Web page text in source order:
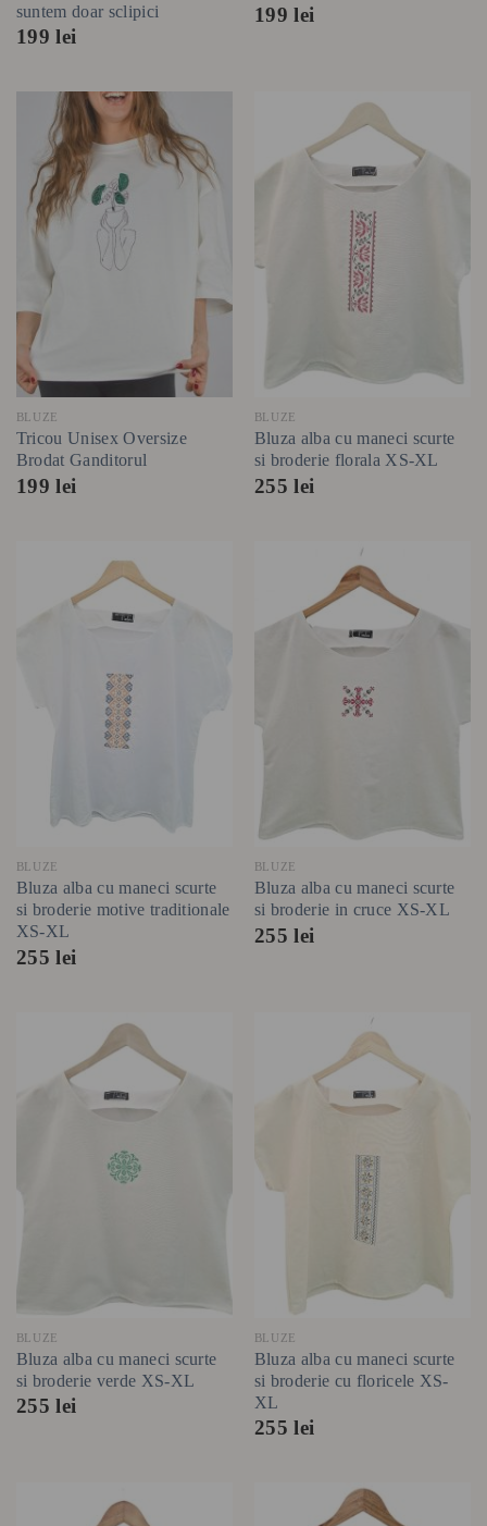
suntem doar sclipici
199lei
199lei
BLUZE
Tricou Unisex Oversize
Brodat Ganditorul
199lei
BLUZE
Bluza alba cu maneci scurte
si broderie florala XS-XL
255lei
BLUZE
Bluza alba cu maneci scurte
si broderie motive traditionale
XS-XL
255lei
BLUZE
Bluza alba cu maneci scurte
si broderie in cruce XS-XL
255lei
BLUZE
Bluza alba cu maneci scurte
si broderie verde XS-XL
255lei
BLUZE
Bluza alba cu maneci scurte
si broderie cu floricele XS-
XL
255lei